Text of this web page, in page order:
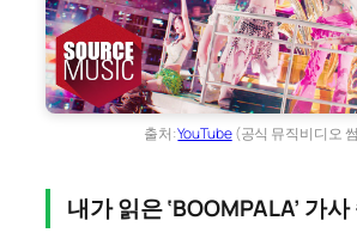
출처:YouTube(공식 뮤직비디오
내가 읽은 ‘BOOMPALA’ 가